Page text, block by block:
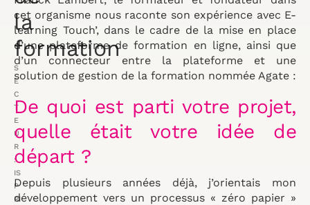
la
formation
S
E
C
T
E
U
R
:
IS
P
RI
cet organisme nous raconte son expérience avec E-
learning Touch’, dans le cadre de la mise en place
d’une plateforme de formation en ligne, ainsi que
d’un connecteur entre la plateforme et une
solution de gestion de la formation nommée Agate :
De quoi est parti votre projet,
quelle était votre idée de
départ ?
Depuis plusieurs années déjà, j’orientais mon
développement vers un processus « zéro papier »